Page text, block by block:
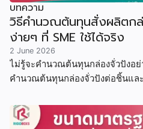
บทความ
วิธีคำนวณต้นทุนสั่งผลิตก
ง่ายๆ ที่ SME ใช้ได้จริง
2 June 2026
ไม่รู้จะคำนวณต้นทุนกล่องจั่วปังอ
คำนวณต้นทุนกล่องจั่วปังต่อชิ้นแล